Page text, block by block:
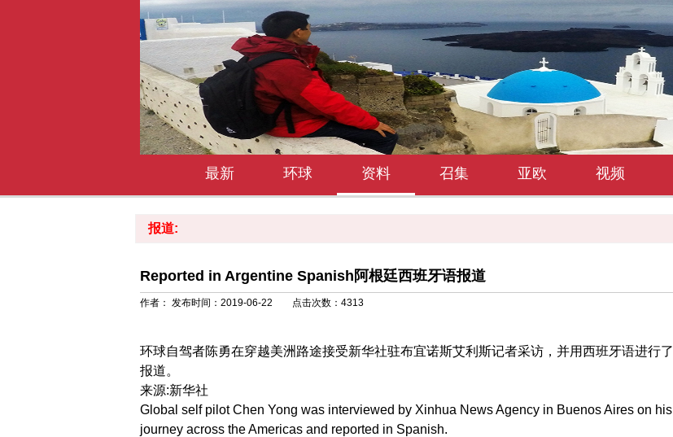
最新 环球 资料 召集 亚欧 视频
报道:
Reported in Argentine Spanish阿根廷西班牙语报道
作者： 发布时间：2019-06-22 点击次数： 4313
环球自驾者陈勇在穿越美洲路途接受新华社驻布宜诺斯艾利斯记者采访，并用西班牙语进行了
报道。
来源:新华社
Global self pilot Chen Yong was interviewed by Xinhua News Agency in Buenos Aires on his
journey across the Americas and reported in Spanish.